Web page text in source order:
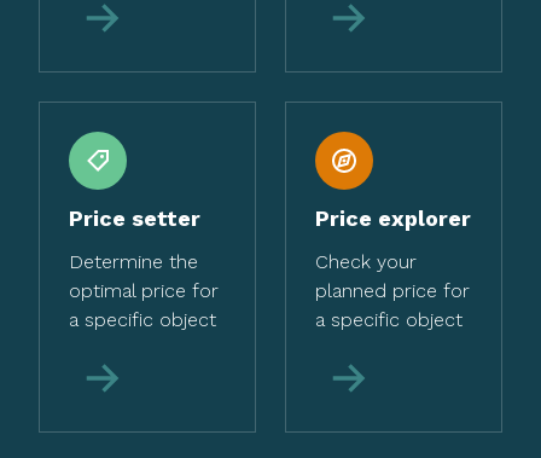
More More
Price setter
Determine the
optimal price for
a specific object
More
Price explorer
Check your
planned price for
a specific object
More